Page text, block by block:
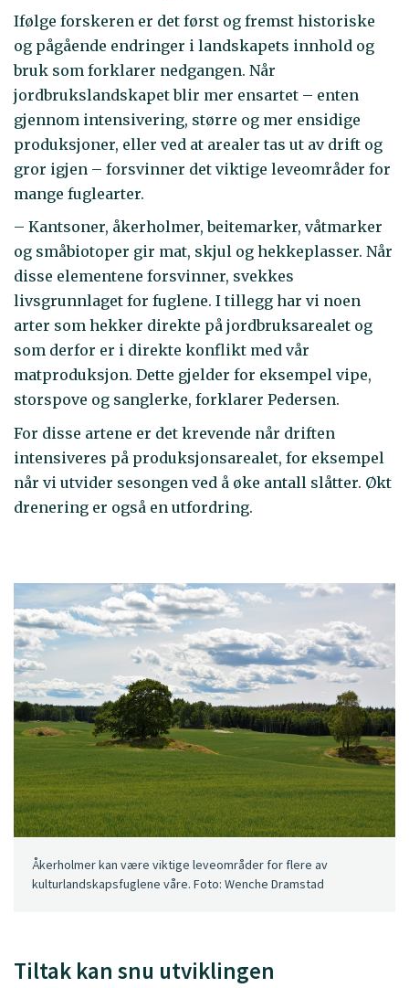
Ifølge forskeren er det først og fremst historiske
og pågående endringer i landskapets innhold og
bruk som forklarer nedgangen. Når
jordbrukslandskapet blir mer ensartet – enten
gjennom intensivering, større og mer ensidige
produksjoner, eller ved at arealer tas ut av drift og
gror igjen – forsvinner det viktige leveområder for
mange fuglearter.
– Kantsoner, åkerholmer, beitemarker, våtmarker
og småbiotoper gir mat, skjul og hekkeplasser. Når
disse elementene forsvinner, svekkes
livsgrunnlaget for fuglene. I tillegg har vi noen
arter som hekker direkte på jordbruksarealet og
som derfor er i direkte konflikt med vår
matproduksjon. Dette gjelder for eksempel vipe,
storspove og sanglerke, forklarer Pedersen.
For disse artene er det krevende når driften
intensiveres på produksjonsarealet, for eksempel
når vi utvider sesongen ved å øke antall slåtter. Økt
drenering er også en utfordring.
Åkerholmer kan være viktige leveområder for flere av
kulturlandskapsfuglene våre. Foto: Wenche Dramstad
Tiltak kan snu utviklingen